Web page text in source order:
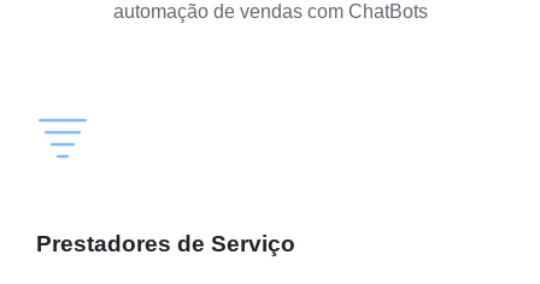
automação de vendas com ChatBots
Prestadores de Serviço